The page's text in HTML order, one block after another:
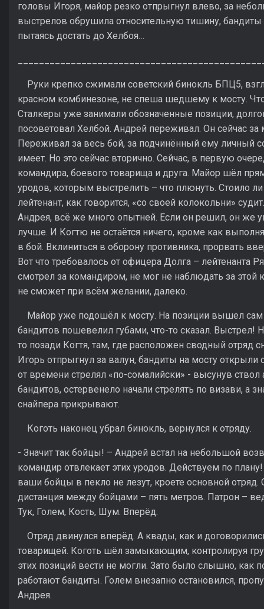
головы Игоря, майор резко отпрыгнул влево, за
выстрелов обрушила относительную тишину, бандиты
пытаясь достать до Хелбоя…
Руки крепко сжимали советский бинокль БПЦ5,
красном комбинезоне, не спеша шедшему к мосту.
Сталкеры уже занимали обозначенные позиции,
посоветовал Хелбой. Андрей переживал. Он сейчас за
Переживал за весь бой, за подчинённый ему личный
имеет. Но это сейчас вторично. Сейчас, в первую
командира, боевого товарища и друга. Майор шёл
уродов, которым выстрелить – что плюнуть. Стоило
лейтенант, как говорится, «со своей колокольни»
Андрея, всё же много опытней. Если он решил, он же
лучше. И Когтю не остаётся ничего, кроме как
в бой. Вклиниться в оборону противника, прорвать
Вот что требовалось от офицера Долга – лейтенанта
смотрел за командиром, не мог не наблюдать за этой
не сможет при всём желании, далеко.
Майор уже подошёл к мосту. На позиции вышел сам
бандитов пошевелил губами, что-то сказал. Выстрел!
то позади Когтя, там, где расположен сводный отряд
Игорь отпрыгнул за валун, бандиты на мосту
от времени стрелял «по-сомалийски» - высунув
бандитов, остервенело начали стрелять по визави, а
снайпера прикрывают.
Коготь наконец убрал бинокль, вернулся к отряду.
- Значит так бойцы! – Андрей встал на небольшой
командир отвлекает этих уродов. Действуем по
ваши бойцы в пекло не лезут, кроете основной
дистанция между бойцами – пять метров. Патрон –
Тук, Голем, Кость, Шум. Вперёд.
Отряд двинулся вперёд. А квады, как и
товарищей. Коготь шёл замыкающим, контролируя
этих позиций вести не могли. Зато было слышно, как
работают бандиты. Голем внезапно остановился,
Андрея.